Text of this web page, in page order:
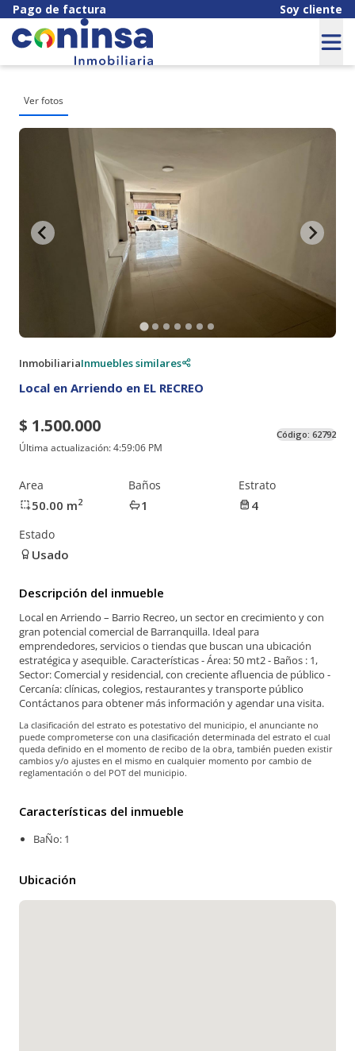
Pago de factura Soy cliente
Ver fotos
InmobiliariaInmuebles similares
Local en Arriendo en EL RECREO
$ 1.500.000
Última actualización:4:59:06 PM
Código: 62792
Area
50.00 m2
Baños
1
Estrato
4
Estado
Usado
Descripción del inmueble
Local en Arriendo – Barrio Recreo, un sector en crecimiento y con
gran potencial comercial de Barranquilla. Ideal para
emprendedores, servicios o tiendas que buscan una ubicación
estratégica y asequible. Características - Área: 50 mt2 - Baños : 1,
Sector: Comercial y residencial, con creciente afluencia de público -
Cercanía: clínicas, colegios, restaurantes y transporte público
Contáctanos para obtener más información y agendar una visita.
La clasificación del estrato es potestativo del municipio, el anunciante no
puede comprometerse con una clasificación determinada del estrato el cual
queda definido en el momento de recibo de la obra, también pueden existir
cambios y/o ajustes en el mismo en cualquier momento por cambio de
reglamentación o del POT del municipio.
Características del inmueble
BaÑo: 1
Ubicación